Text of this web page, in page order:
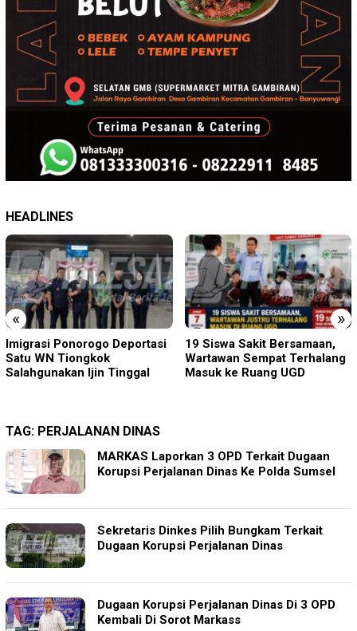
HEADLINES
« »
19 Siswa Sakit Bersamaan,
Wartawan Sempat Terhalang
Masuk ke Ruang UGD
Sambut HUT RI ke-81 di
Gunung Sanggabuana, KPU
Karawang Jaga Stamina
TAG: PERJALANAN DINAS
MARKAS Laporkan 3 OPD Terkait Dugaan
Korupsi Perjalanan Dinas Ke Polda Sumsel
Sekretaris Dinkes Pilih Bungkam Terkait
Dugaan Korupsi Perjalanan Dinas
Dugaan Korupsi Perjalanan Dinas Di 3 OPD
Kembali Di Sorot Markass